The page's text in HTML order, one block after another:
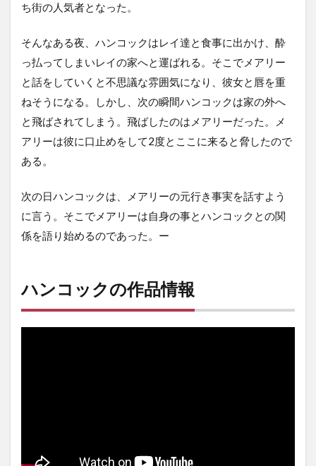
ち街の人気者となった。
そんなある夜、ハンコックはレイ達と食事に出かけ、酔
っ払ってしまいレイの家へと運ばれる。そこでメアリー
と話をしていくと不思議な雰囲気になり、彼女と唇を重
ねそうになる。しかし、次の瞬間ハンコックは家の外へ
と飛ばされてしまう。飛ばしたのはメアリーだった。メ
アリーは彼に口止めをして2度とここに来ると脅したので
ある。
次の日ハンコックは、メアリーの元行き事実を話すよう
に言う。そこでメアリーは自身の事とハンコックとの関
係を語り始めるのであった。ー
ハンコックの作品情報